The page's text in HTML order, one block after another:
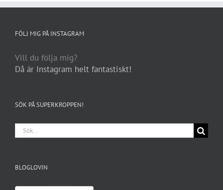
FÖLJ MIG PÅ INSTAGRAM
Vill du följa mig?
Då är Instagram helt fantastiskt!
SÖK PÅ SUPERKROPPEN!
Sök
efter:
BLOGLOVIN